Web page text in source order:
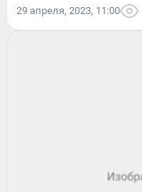
29 апреля, 2023, 11:00